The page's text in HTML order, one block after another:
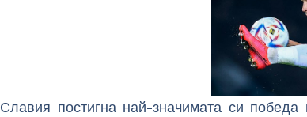
Славия постигна най-значимата си